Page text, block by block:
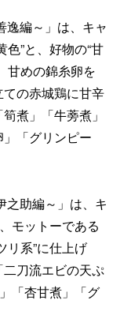
逸編～」は、キャ
”と、好物の“甘
甘めの錦糸卵を
の赤城鶏に甘辛
煮」「牛蒡煮」
」「グリンピー
之助編～」は、キ
モットーである
リ系”に仕上げ
刀流エビの天ぷ
「杏甘煮」「グ